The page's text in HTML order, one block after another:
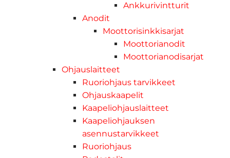
Ankkurivintturit
Anodit
Moottorisinkkisarjat
Moottorianodit
Moottorianodisarjat
Ohjauslaitteet
Ruoriohjaus tarvikkeet
Ohjauskaapelit
Kaapeliohjauslaitteet
Kaapeliohjauksen
asennustarvikkeet
Ruoriohjaus